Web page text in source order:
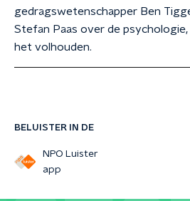
BELUISTER IN DE
NPO Luister
app
gedragswetenschapper Ben
Stefan Paas over de
het volhouden.